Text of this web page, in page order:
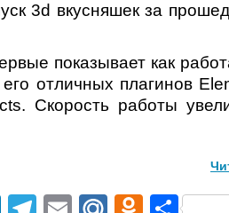
3d вкусняшек за
показывает как
отличных плагинов
Скорость работы